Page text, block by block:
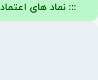
::: نماد های